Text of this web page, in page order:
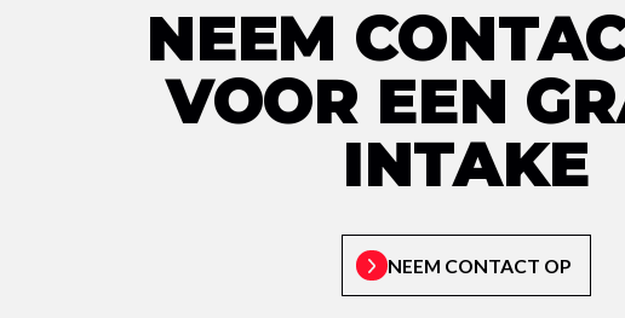
NEEM
VOOR EEN
INTAKE
NEEM CONTACT OP